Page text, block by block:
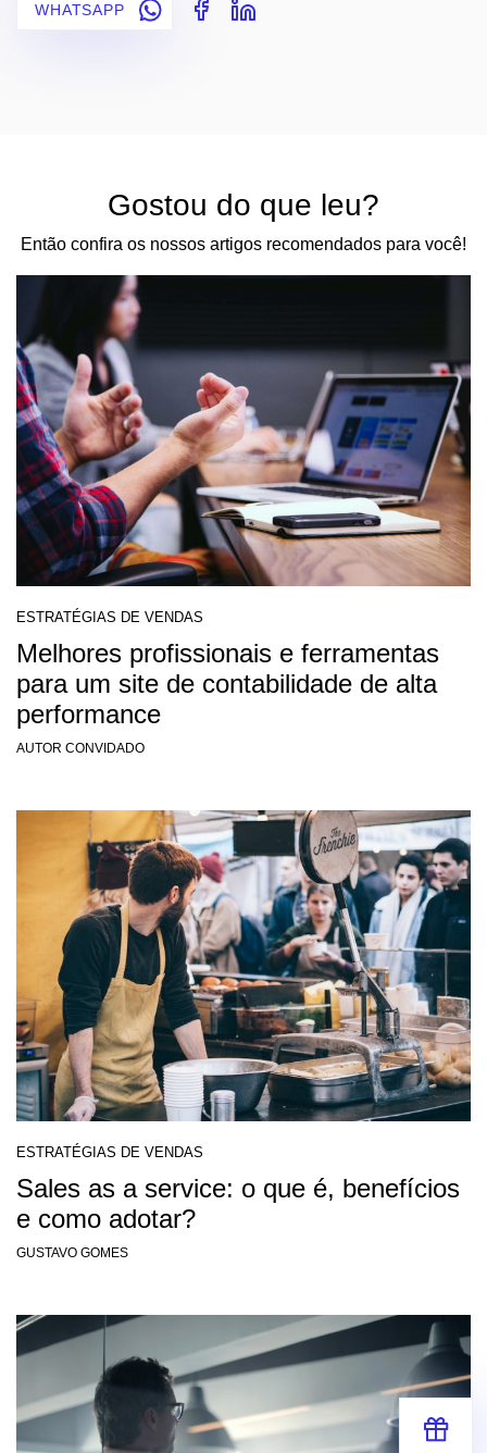
WHATSAPP
Gostou do que leu?
Então confira os nossos artigos recomendados para você!
ESTRATÉGIAS DE VENDAS
Melhores profissionais e ferramentas
para um site de contabilidade de alta
performance
AUTOR CONVIDADO
ESTRATÉGIAS DE VENDAS
Sales as a service: o que é, benefícios
e como adotar?
GUSTAVO GOMES